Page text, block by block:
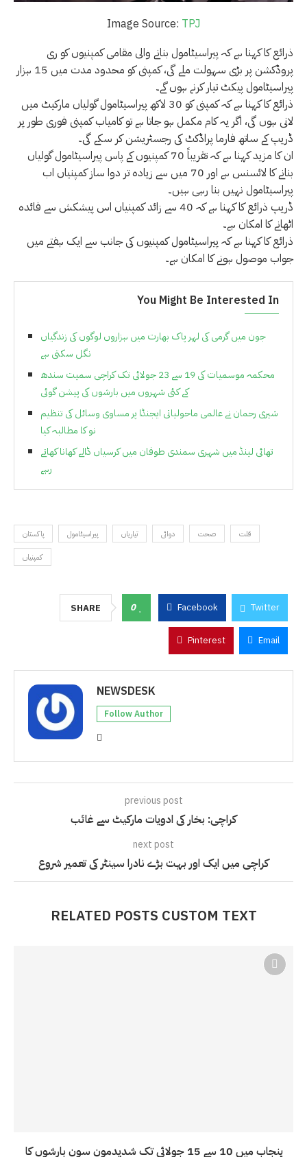
Image Source: TPJ
ذرائع کا کہنا ہے کہ پیراسیٹامول بنانے والی مقامی کمپنیوں کو ری
پروڈکشن پر بڑی سہولت ملے گی، کمپنی کو محدود مدت میں 15 ہزار
پیراسیٹامول پیکٹ تیار کرنے ہوں گے۔
ذرائع کا کہنا ہے کہ کمپنی کو 30 لاکھ پیراسیٹامول گولیاں مارکیٹ میں
لانی ہوں گی، اگر یہ کام مکمل ہو جاتا ہے تو کامیاب کمپنی فوری طور پر
ڈریپ کے ساتھ فارما پراڈکٹ کی رجسٹریشن کر سکے گی۔
ان کا مزید کہنا ہے کہ تقریباً 70 کمپنیوں کے پاس پیراسیٹامول گولیاں
بنانے کا لائسنس ہے اور 70 میں سے زیادہ تر دوا ساز کمپنیاں اب
پیراسیٹامول نہیں بنا رہی ہیں۔
ڈریپ ذرائع کا کہنا ہے کہ 40 سے زائد کمپنیاں اس پیشکش سے فائدہ
اٹھانے کا امکان ہے۔
ذرائع کا کہنا ہے کہ پیراسیٹامول کمپنیوں کی جانب سے ایک ہفتے میں
جواب موصول ہونے کا امکان ہے۔
You Might Be Interested In
جون میں گرمی کی لہر پاک بھارت میں ہزاروں لوگوں کی زندگیاں
نگل سکتی ہے
محکمہ موسمیات کی 19 سے 23 جولائی تک کراچی سمیت سندھ
کے کئی شہروں میں بارشوں کی پیشن گوئی
شیری رحمان نے عالمی ماحولیاتی ایجنڈا پر مساوی وسائل کی تنظیم
نو کا مطالبہ کیا
تھائی لینڈ میں شہری سمندی طوفان میں کرسیاں ڈالے کھانا کھاتے
رہے
پاکستان پیراسیٹامول تیاریاں دوائی صحت
قلت
کمپنیاں
SHARE 0 Facebook Twitter
Pinterest Email
NEWSDESK
Follow Author
previous post
کراچی: بخار کی ادویات مارکیٹ سے غائب
next post
کراچی میں ایک اور بہت بڑے نادرا سینٹر کی تعمیر شروع
RELATED POSTS CUSTOM TEXT
پنجاب میں 10 سے 15 جولائی تک شدیدمون سون بارشوں کا